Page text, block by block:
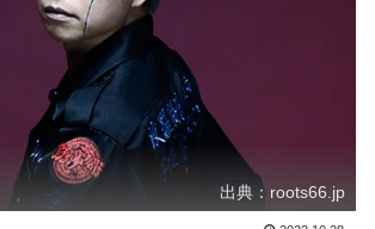
出典：roots66.jp